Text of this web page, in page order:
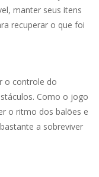
manter seus itens
recuperar o que foi
o controle do
Como o jogo
o ritmo dos balões e
a sobreviver